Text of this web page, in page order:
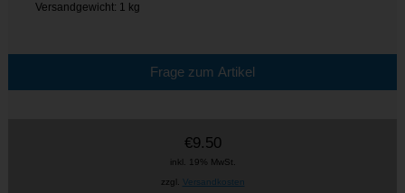
Versandgewicht: 1 kg
Frage zum Artikel
€9.50
inkl. 19% MwSt.
zzgl. Versandkosten